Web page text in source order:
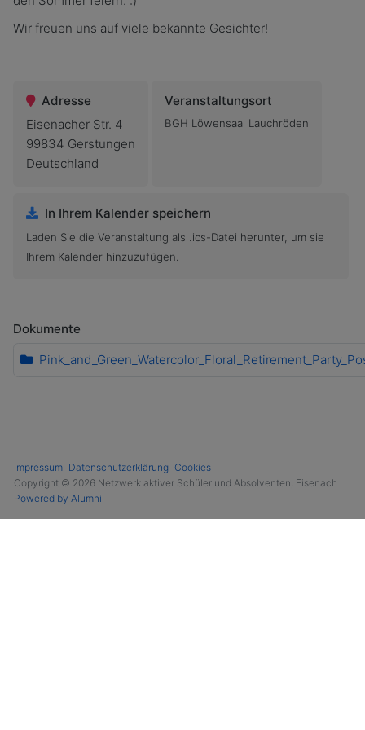
Wir freuen uns auf viele bekannte Gesichter!
Adresse
Eisenacher Str. 4
99834 Gerstungen
Deutschland
Veranstaltungsort
BGH Löwensaal Lauchröden
In Ihrem Kalender speichern
Laden Sie die Veranstaltung als .ics-Datei herunter, um sie
Ihrem Kalender hinzuzufügen.
Dokumente
Impressum Datenschutzerklärung Cookies
Copyright © 2026 Netzwerk aktiver Schüler und Absolventen, Eisenach
Powered by Alumnii